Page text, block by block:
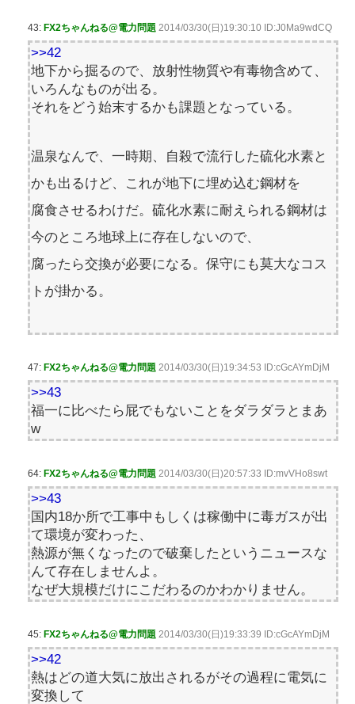
43: FX2ちゃんねる@電力問題 2014/03/30(日)19:30:10 ID:J0Ma9wdCQ
>>42
地下から掘るので、放射性物質や有毒物含めて、
いろんなものが出る。
それをどう始末するかも課題となっている。
温泉なんで、一時期、自殺で流行した硫化水素と
かも出るけど、これが地下に埋め込む鋼材を
腐食させるわけだ。硫化水素に耐えられる鋼材は
今のところ地球上に存在しないので、
腐ったら交換が必要になる。保守にも莫大なコス
トが掛かる。
47: FX2ちゃんねる@電力問題 2014/03/30(日)19:34:53 ID:cGcAYmDjM
>>43
福一に比べたら屁でもないことをダラダラとまあ
w
64: FX2ちゃんねる@電力問題 2014/03/30(日)20:57:33 ID:mvVHo8swt
>>43
国内18か所で工事中もしくは稼働中に毒ガスが出
て環境が変わった、
熱源が無くなったので破棄したというニュースな
んて存在しませんよ。
なぜ大規模だけにこだわるのかわかりません。
45: FX2ちゃんねる@電力問題 2014/03/30(日)19:33:39 ID:cGcAYmDjM
>>42
熱はどの道大気に放出されるがその過程に電気に
変換して